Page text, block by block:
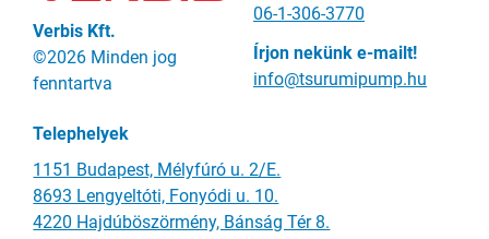
Verbis Kft.
©2026 Minden jog
fenntartva
06-1-306-3770
Írjon nekünk e-mailt!
info@tsurumipump.hu
Telephelyek
1151 Budapest, Mélyfúró u. 2/E.
8693 Lengyeltóti, Fonyódi u. 10.
4220 Hajdúböszörmény, Bánság Tér 8.